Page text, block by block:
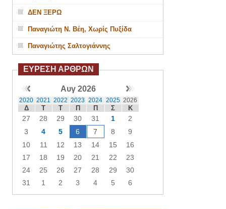
ΔΕΝ ΞΕΡΩ
Παναγιώτη Ν. Βέη, Χωρίς Πυξίδα
Παναγιώτης Σαλτογιάννης
ΕΥΡΕΣΗ ΑΡΘΡΩΝ
Αυγ 2026
2020 2021 2022 2023 2024 2025 2026
Δ Τ Τ Π Π Σ Κ
27 28 29 30 31 1
2
3
4 5 6 7 8
9
10
11 12 13 14 15
16
17
18 19 20 21 22
23
24
25 26 27 28 29
30
31
1 2 3 4 5 6